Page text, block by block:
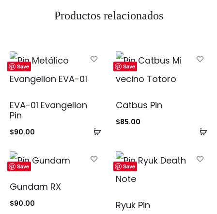
Productos relacionados
Save
Añadir
carrito
EVA-01 Evangelion
Pin
$90.00
Save
Catbus Pin
$85.00
Save
Gundam RX
$90.00
Save
Ryuk Pin